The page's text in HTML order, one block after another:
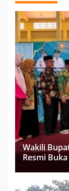
Wakili
Resmi